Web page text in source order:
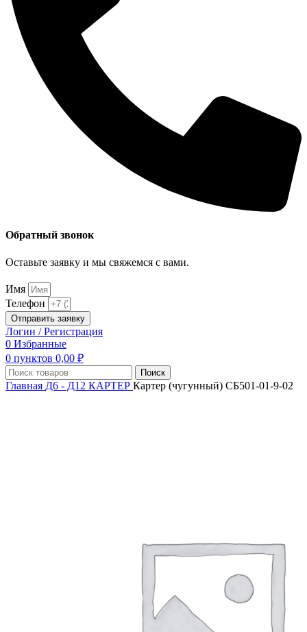
Обратный звонок
Оставьте заявку и мы свяжемся с вами.
Имя
Телефон
Отправить заявку
Логин / Регистрация
0 Избранные
0 пунктов 0,00 ₽
Поиск
Главная Д6 - Д12 КАРТЕР Картер (чугунный) СБ501-01-9-02